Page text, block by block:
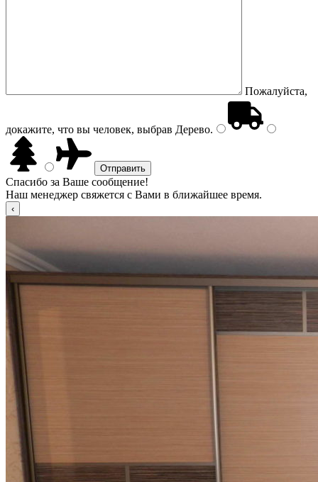
Пожалуйста,
докажите, что вы человек, выбрав Дерево.
Спасибо за Ваше сообщение!
Наш менеджер свяжется с Вами в ближайшее время.